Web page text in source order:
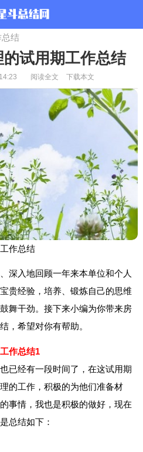
结
试用期工作总结
阅读全文 下载本文
作总结
深入地回顾一年来本单位和个人
贵经验，培养、锻炼自己的思维
舞干劲。接下来小编为你带来房
，希望对你有帮助。
作总结1
已经有一段时间了，在这试用期
的工作，积极的为他们准备材
事情，我也是积极的做好，现在
总结如下：